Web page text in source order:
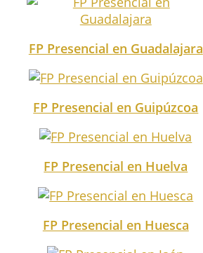
FP Presencial en Guadalajara
FP Presencial en Guipúzcoa
FP Presencial en Huelva
FP Presencial en Huesca